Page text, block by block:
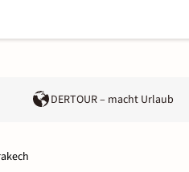
DERTOUR – macht Urlaub